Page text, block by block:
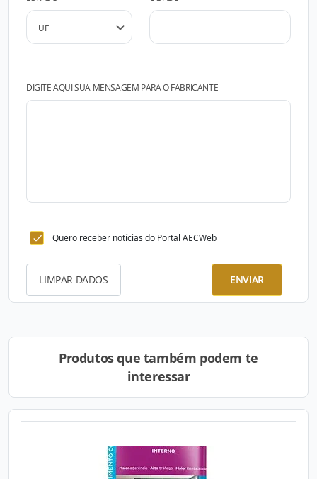
DIGITE AQUI SUA MENSAGEM PARA O FABRICANTE
Quero receber notícias do Portal AECWeb
LIMPAR DADOS ENVIAR
Produtos que também podem te
interessar